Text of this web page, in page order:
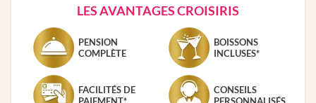
LES AVANTAGES CROISIRIS
PENSION
COMPLÈTE
BOISSONS
INCLUSES*
FACILITÉS DE
CONSEILS